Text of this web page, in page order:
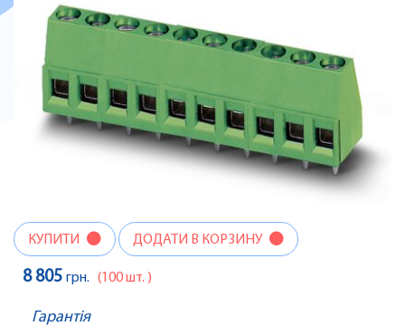
КУПИТИ ДОДАТИ В КОРЗИНУ
8 805 грн. (100 шт. )
Гарантія